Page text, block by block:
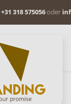
+31 318 575056oder